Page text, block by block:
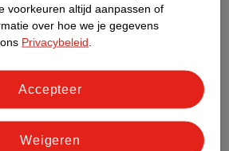
voorkeuren altijd aanpassen of
over hoe we je gegevens
Privacybeleid
Weigeren
Accepteer